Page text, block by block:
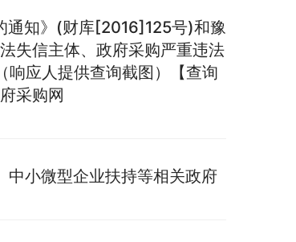
通知》(财库[2016]125号)和豫
失信主体、政府采购严重违法
响应人提供查询截图）【查询
采购网
中小微型企业扶持等相关政府